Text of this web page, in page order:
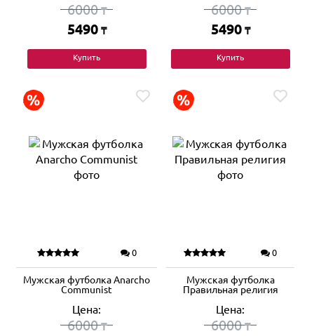
6000₸
5490 ₸
Купить
6000₸
5490 ₸
Купить
0
Мужская футболка Anarcho
Сommunist
Цена:
6000₸
0
Мужская футболка
Правильная религия
Цена:
6000₸